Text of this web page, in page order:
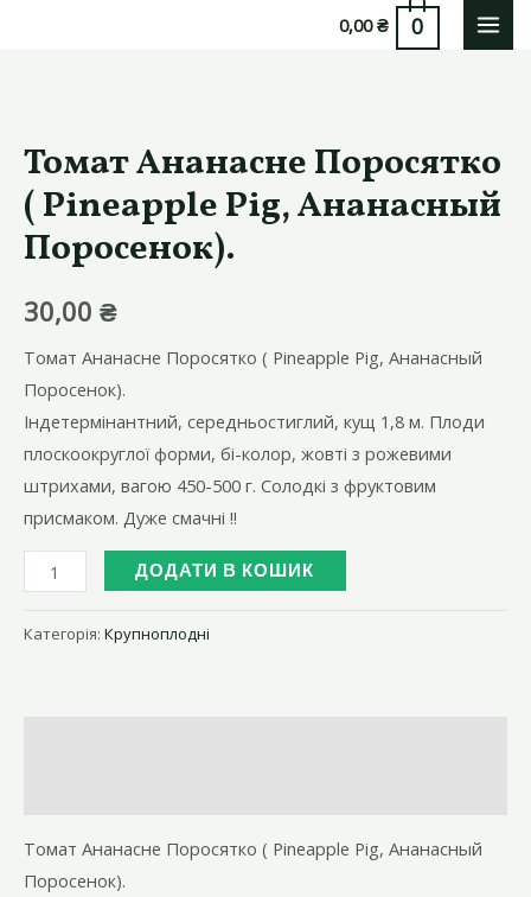
0,00₴ 0
Томат Ананасне Поросятко
( Pineapple Pig, Ананасный
Поросенок).
30,00 ₴
Томат Ананасне Поросятко ( Pineapple Pig, Ананасный
Поросенок).
Індетермінантний, середньостиглий, кущ 1,8 м. Плоди
плоскоокруглої форми, бі-колор, жовті з рожевими
штрихами, вагою 450-500 г. Солодкі з фруктовим
присмаком. Дуже смачні !!
Томат
Ананасне
Поросятко
ДОДАТИ В КОШИК
Категорія: Крупноплодні
Томат Ананасне Поросятко ( Pineapple Pig, Ананасный
Поросенок).